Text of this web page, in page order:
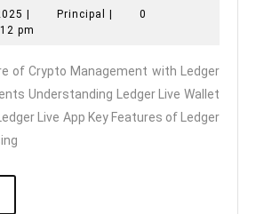
Future
Crypto
Management
with
November
5,
| Principal Principal
|
0
pm
of Crypto Management with Ledger
Understanding Ledger Live Wallet
Live App Key Features of Ledger